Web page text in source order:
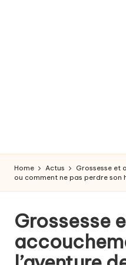
e
e
a
c
Home Actus
Grossesse et
ou comment ne pas perdre son
Grossesse